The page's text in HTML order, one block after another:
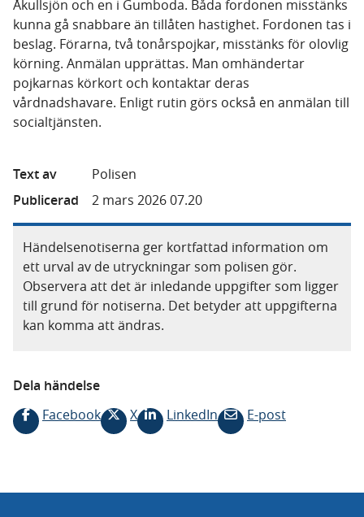
Åkullsjön och en i Gumboda. Båda fordonen misstänks
kunna gå snabbare än tillåten hastighet. Fordonen tas i
beslag. Förarna, två tonårspojkar, misstänks för olovlig
körning. Anmälan upprättas. Man omhändertar
pojkarnas körkort och kontaktar deras
vårdnadshavare. Enligt rutin görs också en anmälan till
socialtjänsten.
Text av
Polisen
Publicerad
2 mars 2026 07.20
Händelsenotiserna ger kortfattad information om
ett urval av de utryckningar som polisen gör.
Observera att det är inledande uppgifter som ligger
till grund för notiserna. Det betyder att uppgifterna
kan komma att ändras.
Dela händelse
Facebook
X LinkedIn E-post